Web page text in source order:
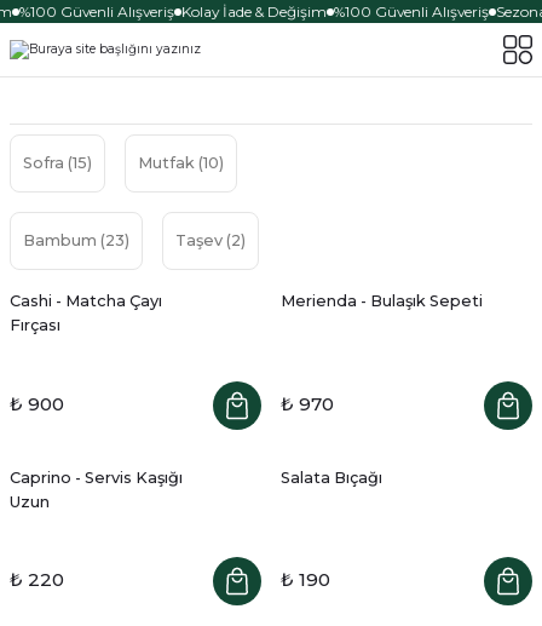
%100 Güvenli Alışveriş Kolay İade & Değişim %100 Güvenli Alışveriş
Sofra (15) Mutfak (10)
Bambum (23) Taşev (2)
Cashi - Matcha Çayı
Fırçası
₺ 900
Merienda - Bulaşık Sepeti
₺ 970
Caprino - Servis Kaşığı
Uzun
₺ 220
Salata Bıçağı
₺ 190